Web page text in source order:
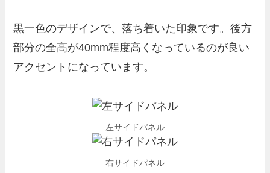
黒一色のデザインで、落ち着いた印象です。後方
部分の全高が40mm程度高くなっているのが良い
アクセントになっています。
左サイドパネル
右サイドパネル